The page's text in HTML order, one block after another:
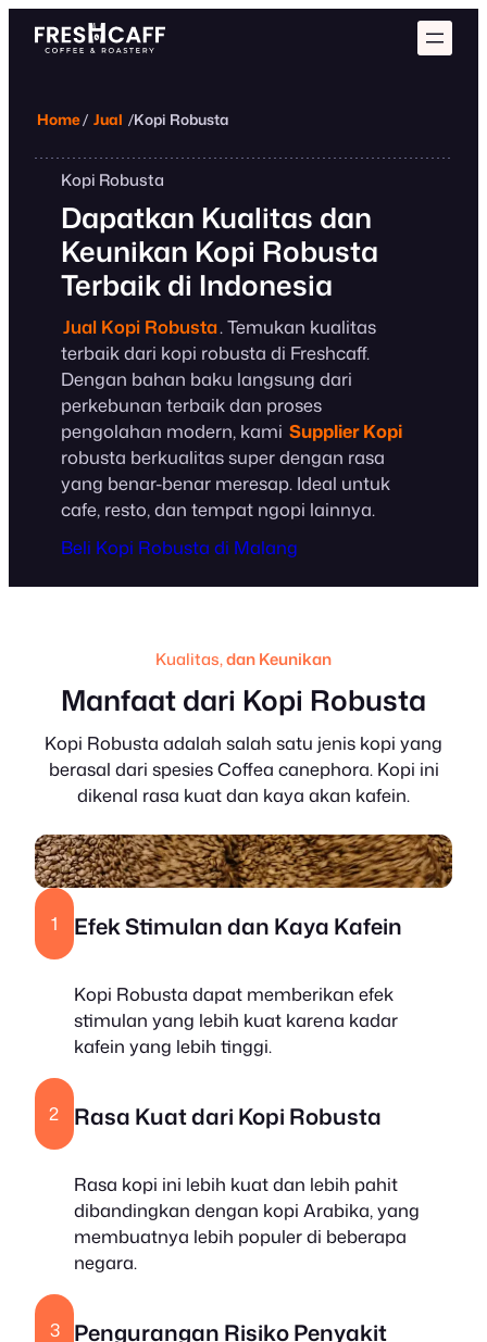
Home/ Jual /Kopi Robusta
Kopi Robusta
Dapatkan Kualitas dan
Keunikan Kopi Robusta
Terbaik di Indonesia
Jual Kopi Robusta. Temukan kualitas
terbaik dari kopi robusta di Freshcaff.
Dengan bahan baku langsung dari
perkebunan terbaik dan proses
pengolahan modern, kami Supplier Kopi
robusta berkualitas super dengan rasa
yang benar-benar meresap. Ideal untuk
cafe, resto, dan tempat ngopi lainnya.
Beli Kopi Robusta di Malang
Kualitas,dan Keunikan
Manfaat dari Kopi Robusta
Kopi Robusta adalah salah satu jenis kopi yang
berasal dari spesies Coffea canephora. Kopi ini
dikenal rasa kuat dan kaya akan kafein.
1 Efek Stimulandan Kaya Kafein
Kopi Robusta dapat memberikan efek
stimulan yang lebih kuat karena kadar
kafein yang lebih tinggi.
2 Rasa Kuatdari Kopi Robusta
Rasa kopi ini lebih kuat dan lebih pahit
dibandingkan dengan kopi Arabika, yang
membuatnya lebih populer di beberapa
negara.
3 Pengurangan Risiko Penyakit